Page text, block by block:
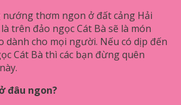
thơm ngon ở đất cảng Hải
trên đảo ngọc Cát Bà sẽ là món
dành cho mọi người. Nếu có dịp đến
Cát Bà thì các bạn đừng quên
đâu ngon?